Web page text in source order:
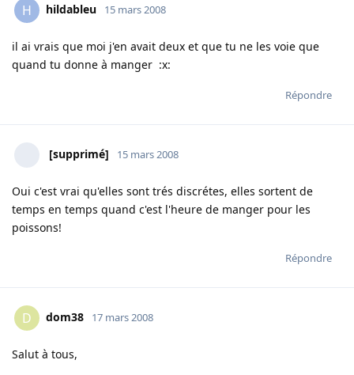
H hildableu 15 mars 2008
il ai vrais que moi j'en avait deux et que tu ne les voie que
quand tu donne à manger :x:
Répondre
[supprimé] 15 mars 2008
Oui c'est vrai qu'elles sont trés discrétes, elles sortent de
temps en temps quand c'est l'heure de manger pour les
poissons!
Répondre
D dom38 17 mars 2008
Salut à tous,